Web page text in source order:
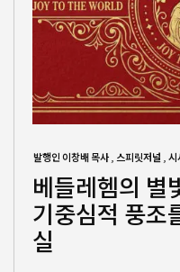
발행인 이창배 목사,스피릿저널 ,시
베들레헴의 별
기중심적 풍조
실